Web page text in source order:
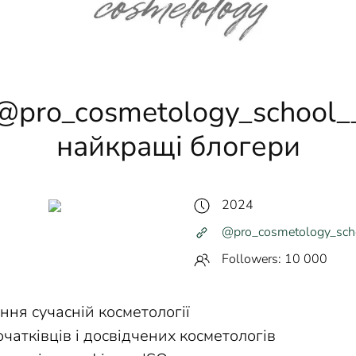
найкращі блогери
2024
Followers: 10 000
сучасній косметології
і досвідчених косметологів